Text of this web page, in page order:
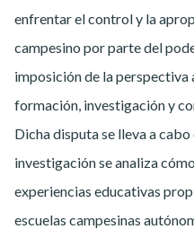
enfrentar el control y la
campesino por parte del
imposición de la
formación, investigación y
Dicha disputa se lleva a
investigación se analiza
experiencias educativas
escuelas campesinas